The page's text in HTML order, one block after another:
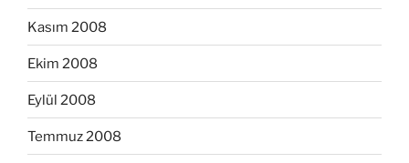
Kasım 2008
Ekim 2008
Eylül 2008
Temmuz 2008